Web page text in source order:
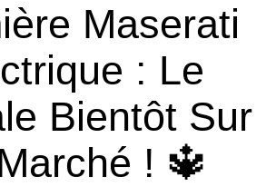
Maserati
: Le
Bientôt Sur
! 🔱